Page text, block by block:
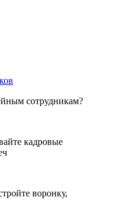
сотрудникам?
кадровые
воронку,